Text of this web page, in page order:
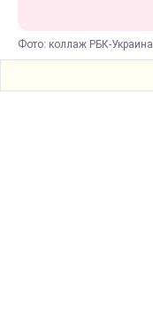
Фото: коллаж РБК-Украина